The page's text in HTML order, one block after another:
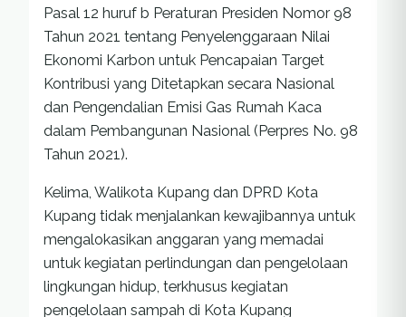
Pasal 12 huruf b Peraturan Presiden Nomor 98
Tahun 2021 tentang Penyelenggaraan Nilai
Ekonomi Karbon untuk Pencapaian Target
Kontribusi yang Ditetapkan secara Nasional
dan Pengendalian Emisi Gas Rumah Kaca
dalam Pembangunan Nasional (Perpres No. 98
Tahun 2021).
Kelima, Walikota Kupang dan DPRD Kota
Kupang tidak menjalankan kewajibannya untuk
mengalokasikan anggaran yang memadai
untuk kegiatan perlindungan dan pengelolaan
lingkungan hidup, terkhusus kegiatan
pengelolaan sampah di Kota Kupang